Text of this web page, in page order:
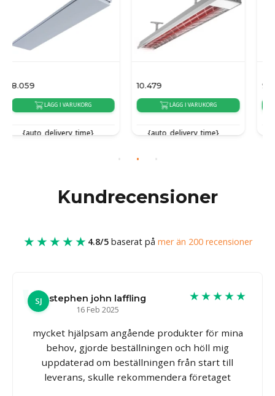
10.479
LÄGG I VARUKORG
{auto_delivery_time}
9.679
LÄGG I VARUKORG
{auto_delivery_time}
Kundrecensioner
★★★★★ 4.8/5baserat på mer än 200 recensioner
SJ
stephen john laffling
16 Feb 2025
★★★★★
mycket hjälpsam angående produkter för mina
behov, gjorde beställningen och höll mig
uppdaterad om beställningen från start till
leverans, skulle rekommendera företaget